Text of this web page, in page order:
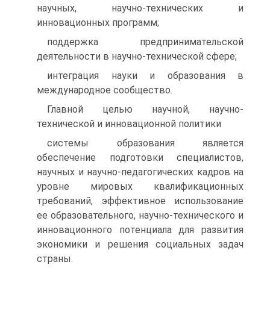
научных, научно-технических и
инновационных программ;
поддержка предпринимательской
деятельности в научно-технической сфере;
интеграция науки и образования в
международное сообщество.
Главной целью научной, научно-
технической и инновационной политики
системы образования является
обеспечение подготовки специалистов,
научных и научно-педагогических кадров на
уровне мировых квалификационных
требований, эффективное использование
ее образовательного, научно-технического и
инновационного потенциала для развития
экономики и решения социальных задач
страны.